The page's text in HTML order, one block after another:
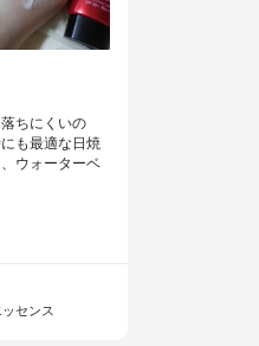
ちにくいの
も最適な日焼
ウォーターベ
センス